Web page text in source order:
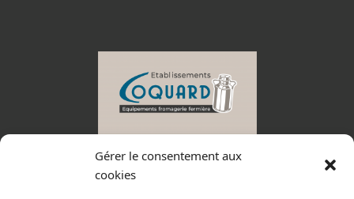
Gérer le consentement aux
cookies
Quienes somos ?